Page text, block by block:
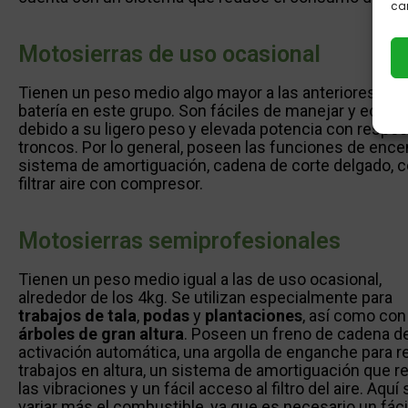
Motosierras de uso ocasional
Tienen un peso medio algo mayor a las anteriores,
batería en este grupo. Son fáciles de manejar y
debido a su ligero peso y elevada potencia con
troncos. Por lo general, poseen las funciones de
sistema de amortiguación, cadena de corte delgado,
filtrar aire con compresor.
Motosierras semiprofesionales
Tienen un peso medio igual a las de uso ocasional,
alrededor de los 4kg. Se utilizan especialmente para
trabajos de tala, podasy plantaciones, así como con
árboles de gran altura. Poseen un freno de cadena
activación automática, una argolla de enganche para
trabajos en altura, un sistema de amortiguación que
las vibraciones y un fácil acceso al filtro del aire. Aquí